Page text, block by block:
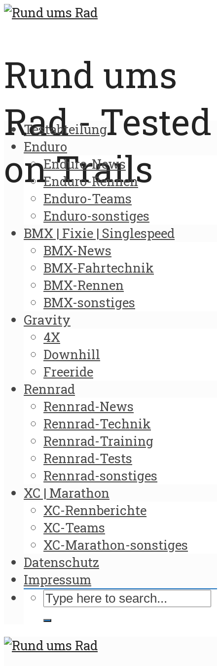
Rund ums
Rad - Tested
on Trails
Testabteilung
Enduro
Enduro-News
Enduro-Rennen
Enduro-Teams
Enduro-sonstiges
BMX | Fixie | Singlespeed
BMX-News
BMX-Fahrtechnik
BMX-Rennen
BMX-sonstiges
Gravity
4X
Downhill
Freeride
Rennrad
Rennrad-News
Rennrad-Technik
Rennrad-Training
Rennrad-Tests
Rennrad-sonstiges
XC | Marathon
XC-Rennberichte
XC-Teams
XC-Marathon-sonstiges
Datenschutz
Impressum